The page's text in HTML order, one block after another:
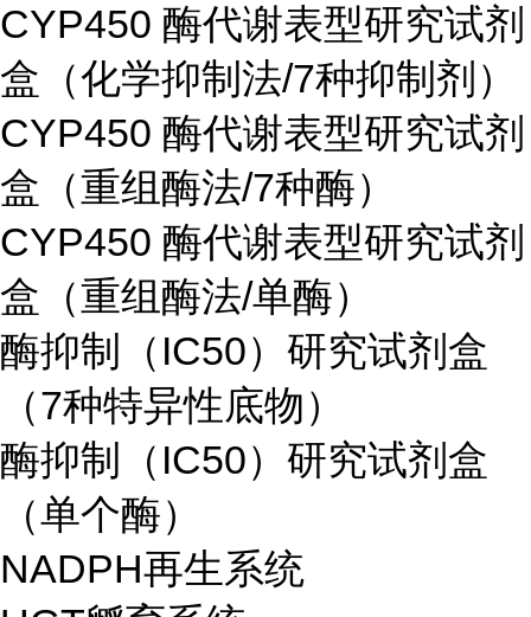
CYP450 酶代谢表型研究试剂
盒（化学抑制法/7种抑制剂）
CYP450 酶代谢表型研究试剂
盒（重组酶法/7种酶）
CYP450 酶代谢表型研究试剂
盒（重组酶法/单酶）
酶抑制（IC50）研究试剂盒
（7种特异性底物）
酶抑制（IC50）研究试剂盒
（单个酶）
NADPH再生系统